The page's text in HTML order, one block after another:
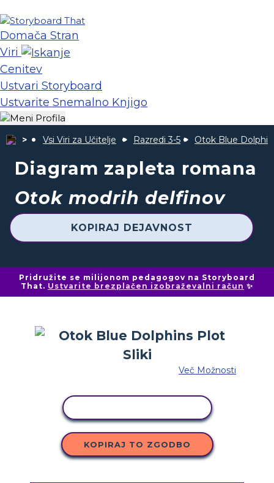
Domača Stran
Viri
Cenitev
Ustvari Storyboard
Ustvarite Snemalno Knjigo
Vsi Viri za Učitelje Razredi 3-5 Otok Blue
Diagram zapleta romana
Otok modrih delfinov
KOPIRAJ DEJAVNOST
Pridružite se milijonom pedagogov na Storyboard
That. Ustvarite brezplačen izobraževalni račun ✨
Več Možnosti
KOPIRAJ TO ZGODBO